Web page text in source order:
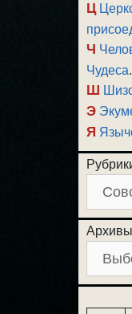
Ц
Ч
Чудеса.
Ш
Э
Я
Архивы